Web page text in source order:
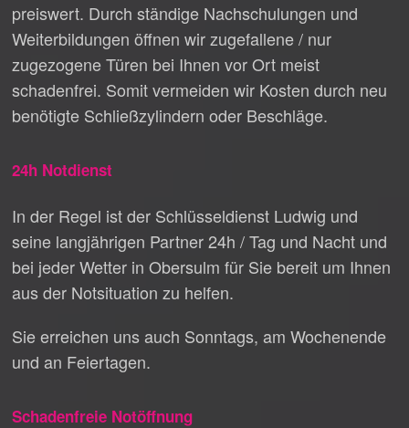
preiswert. Durch ständige Nachschulungen und
Weiterbildungen öffnen wir zugefallene / nur
zugezogene Türen bei Ihnen vor Ort meist
schadenfrei. Somit vermeiden wir Kosten durch neu
benötigte Schließzylindern oder Beschläge.
24h Notdienst
In der Regel ist der Schlüsseldienst Ludwig und
seine langjährigen Partner 24h / Tag und Nacht und
bei jeder Wetter in Obersulm für Sie bereit um Ihnen
aus der Notsituation zu helfen.
Sie erreichen uns auch Sonntags, am Wochenende
und an Feiertagen.
Schadenfreie Notöffnung